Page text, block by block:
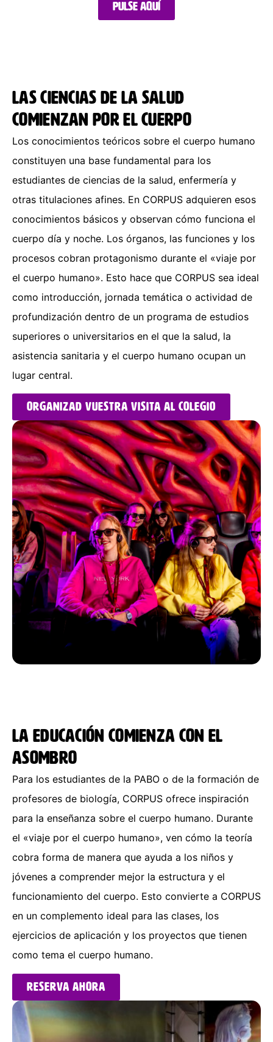
Pulse aquí
Las ciencias de la salud
comienzan por el cuerpo
Los conocimientos teóricos sobre el cuerpo humano
constituyen una base fundamental para los
estudiantes de ciencias de la salud, enfermería y
otras titulaciones afines. En CORPUS adquieren esos
conocimientos básicos y observan cómo funciona el
cuerpo día y noche. Los órganos, las funciones y los
procesos cobran protagonismo durante el «viaje por
el cuerpo humano». Esto hace que CORPUS sea ideal
como introducción, jornada temática o actividad de
profundización dentro de un programa de estudios
superiores o universitarios en el que la salud, la
asistencia sanitaria y el cuerpo humano ocupan un
lugar central.
Organizad vuestra visita al colegio
La educación comienza con el
asombro
Para los estudiantes de la PABO o de la formación de
profesores de biología, CORPUS ofrece inspiración
para la enseñanza sobre el cuerpo humano. Durante
el «viaje por el cuerpo humano», ven cómo la teoría
cobra forma de manera que ayuda a los niños y
jóvenes a comprender mejor la estructura y el
funcionamiento del cuerpo. Esto convierte a CORPUS
en un complemento ideal para las clases, los
ejercicios de aplicación y los proyectos que tienen
como tema el cuerpo humano.
Reserva ahora